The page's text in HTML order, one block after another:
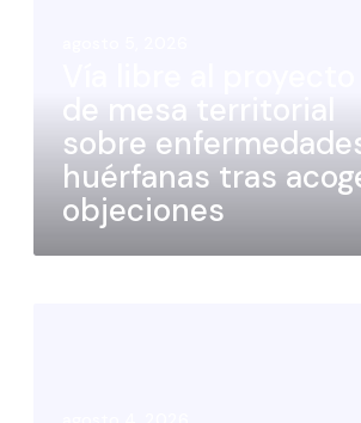
de mesa territorial
sobre
huérfanas tras
objeciones